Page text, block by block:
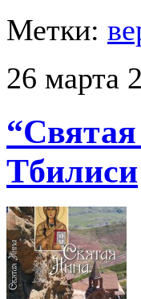
Метки:
26 марта
Тбилиси